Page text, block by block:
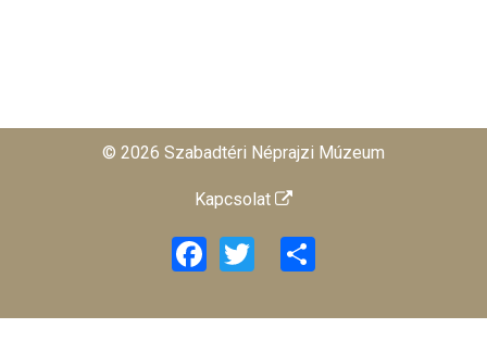
© 2026 Szabadtéri Néprajzi Múzeum
Kapcsolat
Facebook
Twitter